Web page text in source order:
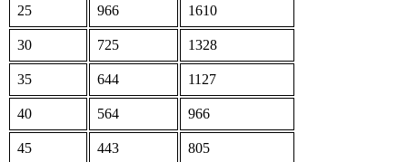
25 966 1610
30 725 1328
35 644 1127
40 564 966
45 443 805